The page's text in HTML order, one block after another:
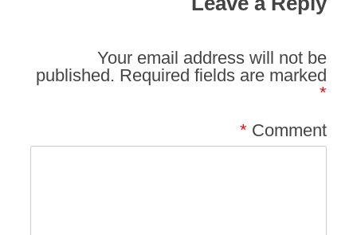
Your email address will not be
published. Required fields are marked
*
Comment
*